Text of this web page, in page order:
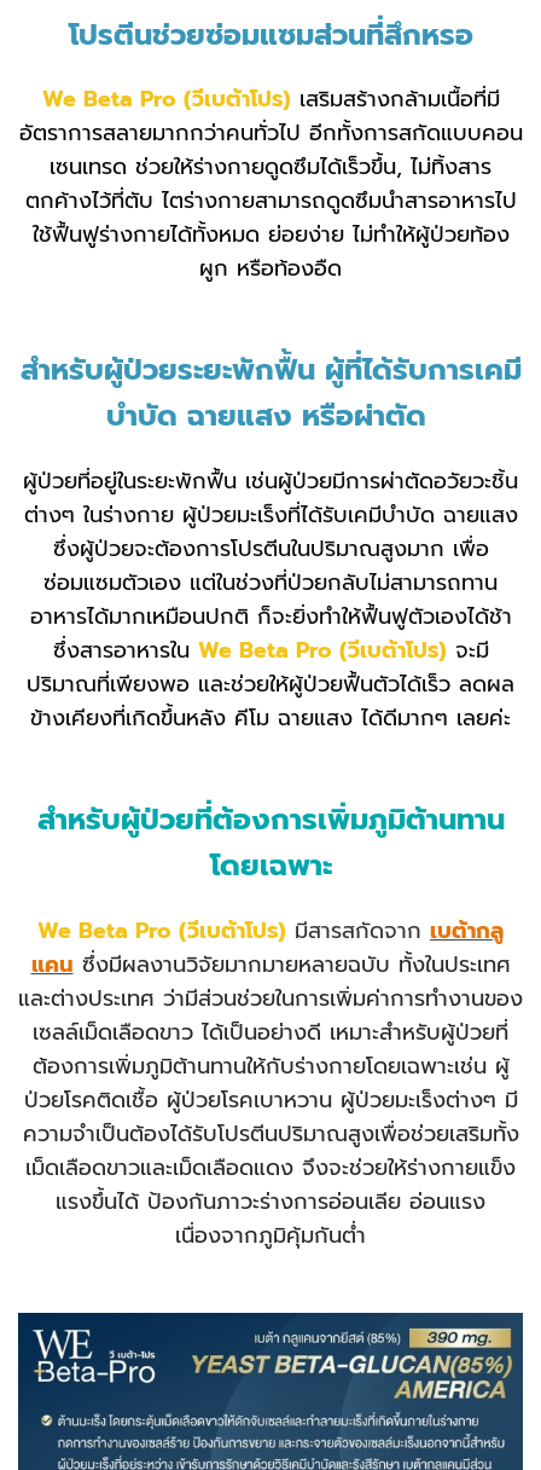
โปรตีนช่วยซ่อมแซมส่วนที่สึกหรอ
We Beta Pro (วีเบต้าโปร) เสริมสร้างกล้ามเนื้อที่มี
อัตราการสลายมากกว่าคนทั่วไป อีกทั้งการสกัดแบบคอน
เซนเทรด ช่วยให้ร่างกายดูดซึมได้เร็วขึ้น, ไม่ทิ้งสาร
ตกค้างไว้ที่ตับ ไตร่างกายสามารถดูดซึมนำสารอาหารไป
ใช้ฟื้นฟูร่างกายได้ทั้งหมด ย่อยง่าย ไม่ทำให้ผู้ป่วยท้อง
ผูก หรือท้องอืด
สำหรับผู้ป่วยระยะพักฟื้น ผู้ที่ได้รับการเคมี
บำบัด ฉายแสง หรือผ่าตัด
ผู้ป่วยที่อยู่ในระยะพักฟื้น เช่นผู้ป่วยมีการผ่าตัดอวัยวะชิ้น
ต่างๆ ในร่างกาย ผู้ป่วยมะเร็งที่ได้รับเคมีบำบัด ฉายแสง
ซึ่งผู้ป่วยจะต้องการโปรตีนในปริมาณสูงมาก เพื่อ
ซ่อมแซมตัวเอง แต่ในช่วงที่ป่วยกลับไม่สามารถทาน
อาหารได้มากเหมือนปกติ ก็จะยิ่งทำให้ฟื้นฟูตัวเองได้ช้า
ซึ่งสารอาหารใน We Beta Pro (วีเบต้าโปร) จะมี
ปริมาณที่เพียงพอ และช่วยให้ผู้ป่วยฟื้นตัวได้เร็ว ลดผล
ข้างเคียงที่เกิดขึ้นหลัง คีโม ฉายแสง ได้ดีมากๆ เลยค่ะ
สำหรับผู้ป่วยที่ต้องการเพิ่มภูมิต้านทาน
โดยเฉพาะ
We Beta Pro (วีเบต้าโปร) มีสารสกัดจาก เบต้ากลู
แคน ซึ่งมีผลงานวิจัยมากมายหลายฉบับ ทั้งในประเทศ
และต่างประเทศ ว่ามีส่วนช่วยในการเพิ่มค่าการทำงานของ
เซลล์เม็ดเลือดขาว ได้เป็นอย่างดี เหมาะสำหรับผู้ป่วยที่
ต้องการเพิ่มภูมิต้านทานให้กับร่างกายโดยเฉพาะเช่น ผู้
ป่วยโรคติดเชื้อ ผู้ป่วยโรคเบาหวาน ผู้ป่วยมะเร็งต่างๆ มี
ความจำเป็นต้องได้รับโปรตีนปริมาณสูงเพื่อช่วยเสริมทั้ง
เม็ดเลือดขาวและเม็ดเลือดแดง จึงจะช่วยให้ร่างกายแข็ง
แรงขึ้นได้ ป้องกันภาวะร่างการอ่อนเลีย อ่อนแรง
เนื่องจากภูมิคุ้มกันต่ำ